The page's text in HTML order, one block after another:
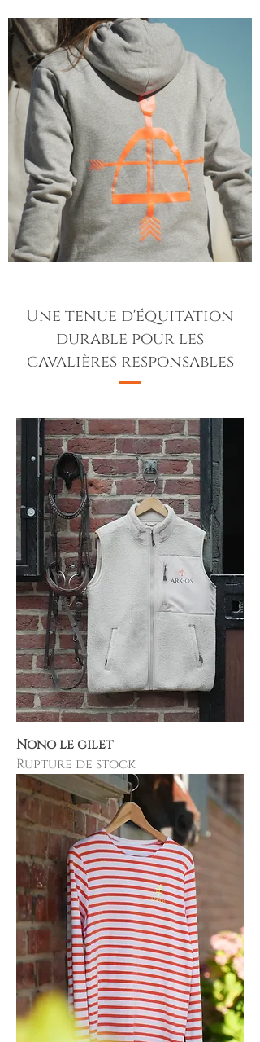
Une tenue d'équitation
durable pour les
cavalières responsables
Nono le gilet
Rupture de stock